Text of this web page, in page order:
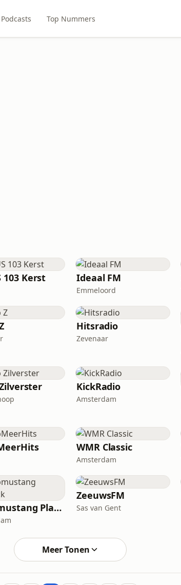
Podcasts Top Nummers
103 Kerst Ideaal FM
Emmeloord
Hitsradio
Zevenaar
KickRadio
Amsterdam
WMR Classic
Amsterdam
Radiomustang Playback
ZeeuwsFM
Sas van Gent
Meer Tonen